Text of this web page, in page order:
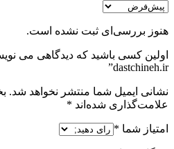
هنوز بررسی‌ای ثبت نشده است.
اولین کسی باشید که دیدگاهی می
dastchineh.ir”
نشانی ایمیل شما منتشر نخواهد شد.
علامت‌گذاری شده‌اند *
امتیاز شما *